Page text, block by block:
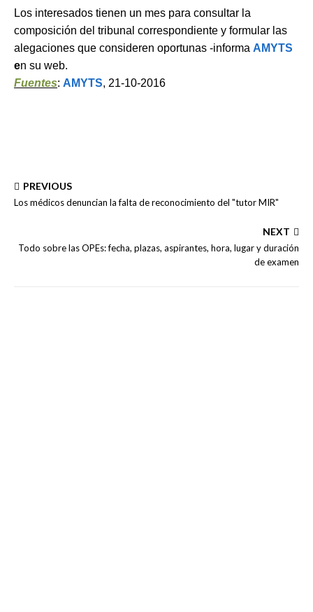
Los interesados tienen un mes para consultar la
composición del tribunal correspondiente y formular las
alegaciones que consideren oportunas -informa AMYTS
en su web.
Fuentes: AMYTS, 21-10-2016
PREVIOUS
Los médicos denuncian la falta de reconocimiento del "tutor MIR"
NEXT
Todo sobre las OPEs: fecha, plazas, aspirantes, hora, lugar y duración
de examen